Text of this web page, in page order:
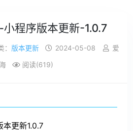
程序版本更新-1.0.7
： 版本更新 2024-05-08
爱
阅读(619)
本更新1.0.7